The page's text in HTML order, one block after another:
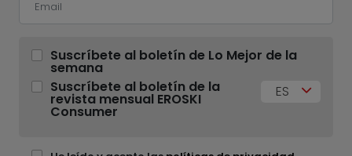
Suscríbete al boletín de Lo Mejor de la
semana
Suscríbete al boletín de la
revista mensual EROSKI
Consumer
ES